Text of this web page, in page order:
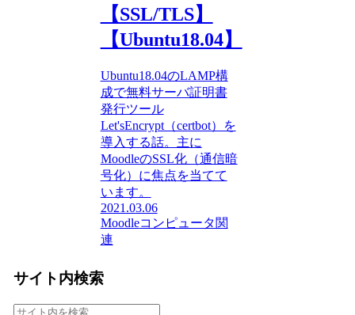
【SSL/TLS】
【Ubuntu18.04】
Ubuntu18.04のLAMP構
成で無料サーバ証明書
発行ツール
Let'sEncrypt（certbot）を
導入する話。主に
MoodleのSSL化（通信暗
号化）に焦点を当てて
います。
2021.03.06
Moodleコンピュータ関
連
サイト内検索